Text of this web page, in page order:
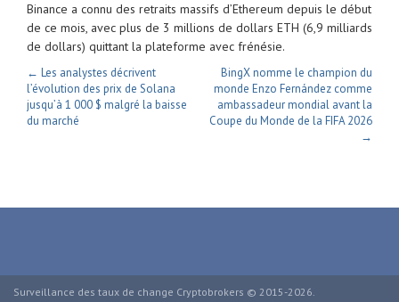
Binance a connu des retraits massifs d’Ethereum depuis le début
de ce mois, avec plus de 3 millions de dollars ETH (6,9 milliards
de dollars) quittant la plateforme avec frénésie.
← Les analystes décrivent
l’évolution des prix de Solana
jusqu’à 1 000 $ malgré la baisse
du marché
BingX nomme le champion du
monde Enzo Fernández comme
ambassadeur mondial avant la
Coupe du Monde de la FIFA 2026
→
Surveillance des taux de change Cryptobrokers © 2015-2026.